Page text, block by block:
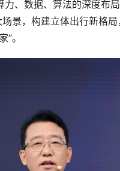
力、数据、算法的深度布
场景，构建立体出行新格
。